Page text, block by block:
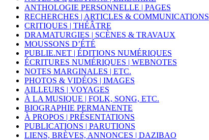
ANTHOLOGIE PERSONNELLE | PAGES
RECHERCHES | ARTICLES & COMMUNICATIONS
CRITIQUES | THÉÂTRE
DRAMATURGIES | SCÈNES & TRAVAUX
MOUSSONS D’ÉTÉ
PUBLIE.NET | ÉDITIONS NUMÉRIQUES
ÉCRITURES NUMÉRIQUES | WEBNOTES
NOTES MARGINALES | ETC.
PHOTOS & VIDÉOS | IMAGES
AILLEURS | VOYAGES
À LA MUSIQUE | FOLK, SONG, ETC.
BIOGRAPHIE PERMANENTE
À PROPOS | PRÉSENTATIONS
PUBLICATIONS | PARUTIONS
LIENS, BRÈVES, ANNONCES | DAZIBAO